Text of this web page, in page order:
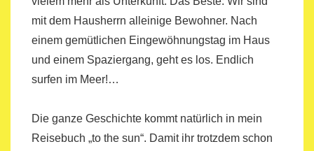
mit dem Hausherrn alleinige Bewohner. Nach
einem gemütlichen Eingewöhnungstag im Haus
und einem Spaziergang, geht es los. Endlich
surfen im Meer!…
Die ganze Geschichte kommt natürlich in mein
Reisebuch „to the sun“. Damit ihr trotzdem schon